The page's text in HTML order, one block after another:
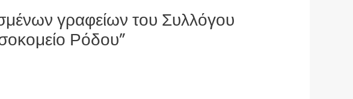
γραφείων του Συλλόγου
Ρόδου”